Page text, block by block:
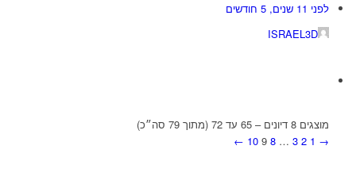
לפני 11 שנים, 5 חודשים
ISRAEL3D
מוצגים 8 דיונים – 65 עד 72 (מתוך 79 סה״כ)
→
1
2
3
…
8
9
10
←